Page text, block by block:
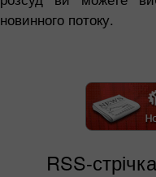
новинного потоку.
RSS-